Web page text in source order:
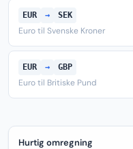
EUR → SEK
Euro til Svenske Kroner
EUR → GBP
Euro til Britiske Pund
Hurtig omregning